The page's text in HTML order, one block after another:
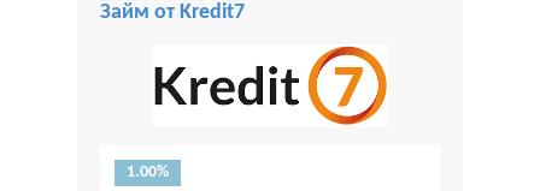
Займ от Kredit7
1.00%